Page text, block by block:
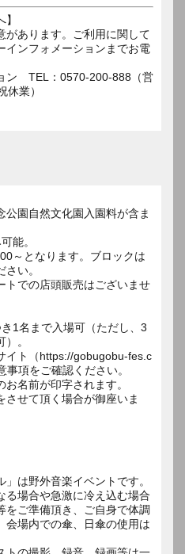
があります。ご利用に関して
インフォメーションまでお電
ン TEL：0570-200-888（営
業）
園自然文化園入園料が含ま
能。
～となります。ブロックは
い。
での店頭販売はございませ
1名まで入場可（ただし、3
。
イト（https://gobugobu-fes.c
項をご確認ください。
名前が印字されます。
せて頂く場合が御座いま
」は野外音楽イベントです。
る場合や急激に冷え込む場合
をご準備頂き、ご自身で体調
会場内での傘、日傘の使用は